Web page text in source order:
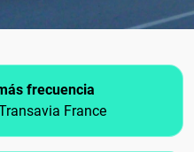
frecuencia
France